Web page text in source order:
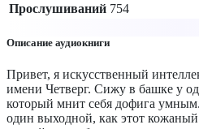
Прослушиваний 754
Описание аудиокниги
Привет, я искусственный
имени Четверг. Сижу в башке у
который мнит себя дофига
один выходной, как этот